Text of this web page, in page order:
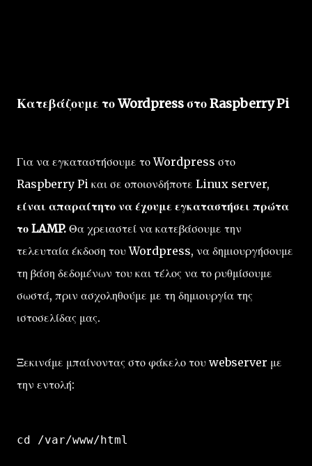
Κατεβάζουμε το Wordpress στο Raspberry Pi
Για να εγκαταστήσουμε το Wordpress στο
Raspberry Pi και σε οποιονδήποτε Linux server,
είναι απαραίτητο να έχουμε εγκαταστήσει πρώτα
το LAMP. Θα χρειαστεί να κατεβάσουμε την
τελευταία έκδοση του Wordpress, να δημιουργήσουμε
τη βάση δεδομένων του και τέλος να το ρυθμίσουμε
σωστά, πριν ασχοληθούμε με τη δημιουργία της
ιστοσελίδας μας.
Ξεκινάμε μπαίνοντας στο φάκελο του webserver με
την εντολή:
cd /var/www/html